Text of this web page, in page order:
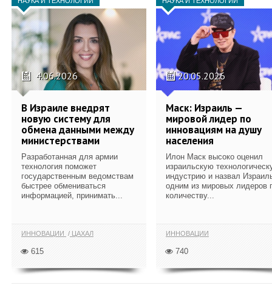
4.06.2026
В Израиле внедрят
новую систему для
обмена данными между
министерствами
Разработанная для армии
технология поможет
государственным ведомствам
быстрее обмениваться
информацией, принимать...
ИННОВАЦИИ ЦАХАЛ
615
20.05.2026
Маск: Израиль —
мировой лидер по
инновациям на душу
населения
Илон Маск высоко оценил
израильскую
индустрию и назвал
одним из мировых лидеров
количеству...
ИННОВАЦИИ
740